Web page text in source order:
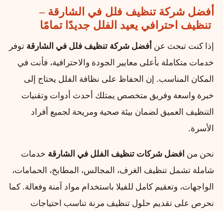
أفضل شركة تنظيف فلل في الشارقة –
تنظيف احترافي يعيد الفلل جديدًا تمامًا
إذا كنت تبحث عن أفضل شركة تنظيف فلل في الشارقة توفر
خدمات متكاملة بأعلى معايير الجودة والاحترافية، فأنت في
المكان المناسب. إن الحفاظ على نظافة الفلل يحتاج إلى
خبرة واسعة وفريق متخصص يمتلك أحدث أدوات وتقنيات
التنظيف العميق لضمان بيئة صحية ومريحة لجميع أفراد
الأسرة.
نحن من افضل شركات تنظيف الفلل في الشارقة خدمات
شاملة تشمل تنظيف الغرف، المجالس، المطابخ، الحمامات،
الواجهات، وتعقيم كامل للفيلا باستخدام مواد آمنة وفعالة. كما
نحرص على تقديم حلول تنظيف مرنة تناسب احتياجات